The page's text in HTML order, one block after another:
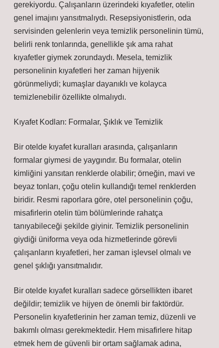
gerekiyordu. Çalışanların üzerindeki kıyafetler, otelin
genel imajını yansıtmalıydı. Resepsiyonistlerin, oda
servisinden gelenlerin veya temizlik personelinin tümü,
belirli renk tonlarında, genellikle şık ama rahat
kıyafetler giymek zorundaydı. Mesela, temizlik
personelinin kıyafetleri her zaman hijyenik
görünmeliydi; kumaşlar dayanıklı ve kolayca
temizlenebilir özellikte olmalıydı.
Kıyafet Kodları: Formalar, Şıklık ve Temizlik
Bir otelde kıyafet kuralları arasında, çalışanların
formalar giymesi de yaygındır. Bu formalar, otelin
kimliğini yansıtan renklerde olabilir; örneğin, mavi ve
beyaz tonları, çoğu otelin kullandığı temel renklerden
biridir. Resmi raporlara göre, otel personelinin çoğu,
misafirlerin otelin tüm bölümlerinde rahatça
tanıyabileceği şekilde giyinir. Temizlik personelinin
giydiği üniforma veya oda hizmetlerinde görevli
çalışanların kıyafetleri, her zaman işlevsel olmalı ve
genel şıklığı yansıtmalıdır.
Bir otelde kıyafet kuralları sadece görsellikten ibaret
değildir; temizlik ve hijyen de önemli bir faktördür.
Personelin kıyafetlerinin her zaman temiz, düzenli ve
bakımlı olması gerekmektedir. Hem misafirlere hitap
etmek hem de güvenli bir ortam sağlamak adına,